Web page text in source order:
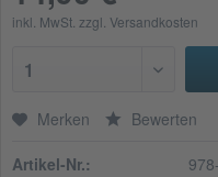
inkl. MwSt. zzgl. Versandkosten
1
Merken Bewerten
Artikel-Nr.: